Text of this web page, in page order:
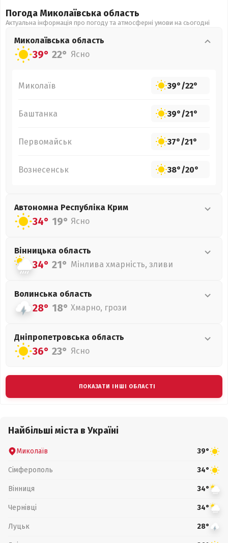
Погода Миколаївська область
Актуальна інформація про погоду та атмосферні умови на сьогодні
Миколаївська область
39° 22° Ясно
Миколаїв 39°/22°
Баштанка 39°/21°
Первомайськ 37°/21°
Вознесенськ 38°/20°
Автономна Республіка Крим
34° 19° Ясно
Вінницька область
34° 21° Мінлива хмарність, зливи
Волинська область
28° 18° Хмарно, грози
Дніпропетровська область
36° 23° Ясно
ПОКАЗАТИ ІНШІ ОБЛАСТІ
Найбільші міста в Україні
Миколаїв 39°
Сімферополь 34°
Вінниця 34°
Чернівці 34°
Луцьк 28°